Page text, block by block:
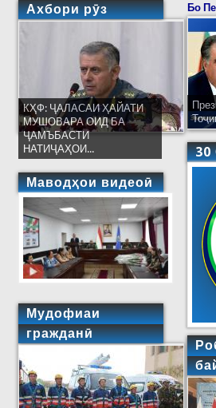
Ахбори рӯз
КҲФ: ҶАЛАСАИ ҲАЙАТИ
МУШОВАРА ОИД БА
ҶАМЪБАСТИ
НАТИҶАҲОИ...
Маводҳои видеоӣ
Мудофиаи
гражданӣ
Бо